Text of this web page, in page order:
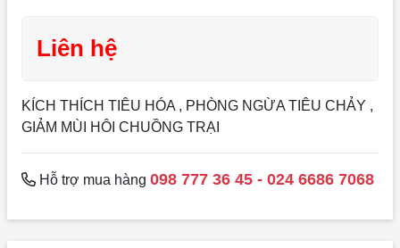
Liên hệ
KÍCH THÍCH TIÊU HÓA , PHÒNG NGỪA TIÊU CHẢY ,
GIẢM MÙI HÔI CHUỒNG TRẠI
Hỗ trợ mua hàng 098 777 36 45 - 024 6686 7068